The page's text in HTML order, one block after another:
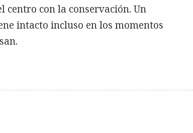
centro con la conservación. Un
intacto incluso en los momentos